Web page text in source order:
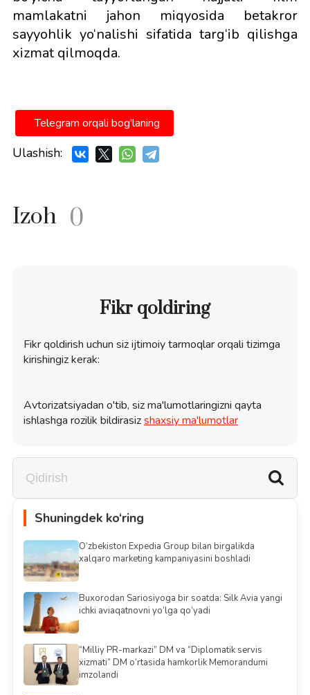
mamlakatni jahon miqyosida betakror
sayyohlik yo‘nalishi sifatida targ‘ib qilishga
xizmat qilmoqda.
Telegram orqali bog'laning
Ulashish:
Izoh 0
Fikr qoldiring
Fikr qoldirish uchun siz ijtimoiy tarmoqlar orqali tizimga
kirishingiz kerak:
Avtorizatsiyadan o'tib, siz ma'lumotlaringizni qayta
ishlashga rozilik bildirasizshaxsiy ma'lumotlar
Shuningdek ko‘ring
O‘zbekiston Expedia Group bilan birgalikda
xalqaro marketing kampaniyasini boshladi
Buxorodan Sariosiyoga bir soatda: Silk Avia yangi
ichki aviaqatnovni yo‘lga qo‘yadi
“Milliy PR-markazi” DM va “Diplomatik servis
xizmati” DM o‘rtasida hamkorlik Memorandumi
imzolandi